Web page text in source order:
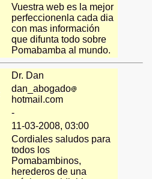
Vuestra web es la mejor
perfeccionenla cada dia
con mas información
que difunta todo sobre
Pomabamba al mundo.
Dr. Dan
dan_abogado
hotmail.com
-
11-03-2008, 03:00
Cordiales saludos para
todos los
Pomabambinos,
herederos de una